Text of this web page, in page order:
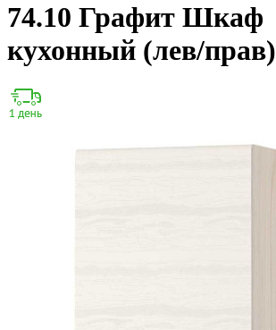
74.10 Графит Шкаф
кухонный (лев/прав)